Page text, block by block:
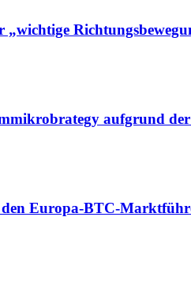
aufgrund
Europa-BTC-